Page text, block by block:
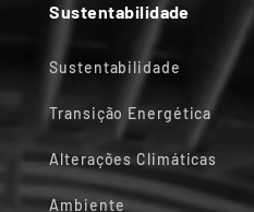
Sustentabilidade
Sustentabilidade
Transição Energética
Alterações Climáticas
Ambiente